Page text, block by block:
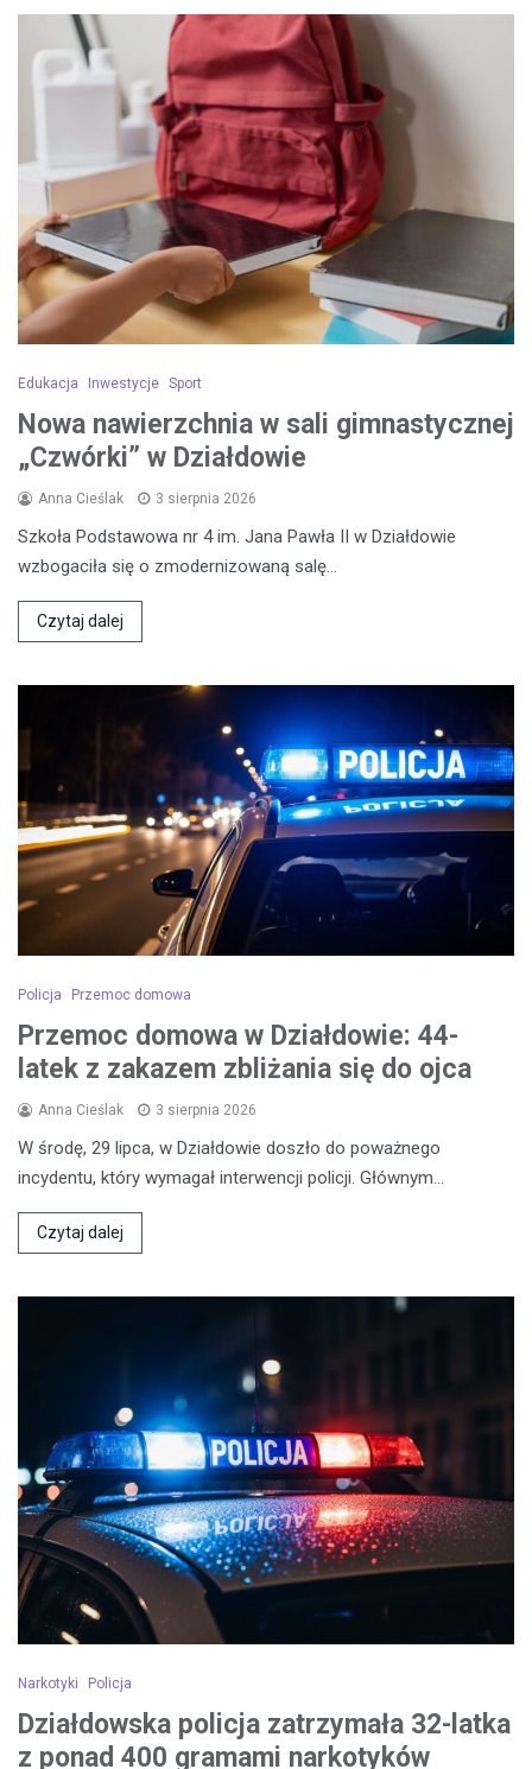
Edukacja Inwestycje Sport
Nowa nawierzchnia w sali gimnastycznej
„Czwórki” w Działdowie
Anna Cieślak 3 sierpnia 2026
Szkoła Podstawowa nr 4 im. Jana Pawła II w Działdowie
wzbogaciła się o zmodernizowaną salę…
Czytaj dalej
Policja Przemoc domowa
Przemoc domowa w Działdowie: 44-
latek z zakazem zbliżania się do ojca
Anna Cieślak 3 sierpnia 2026
W środę, 29 lipca, w Działdowie doszło do poważnego
incydentu, który wymagał interwencji policji. Głównym…
Czytaj dalej
Narkotyki Policja
Działdowska policja zatrzymała 32-latka
z ponad 400 gramami narkotyków